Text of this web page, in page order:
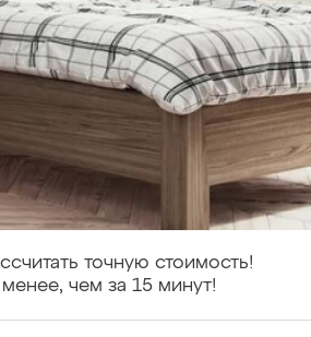
точную стоимость!
чем за 15 минут!